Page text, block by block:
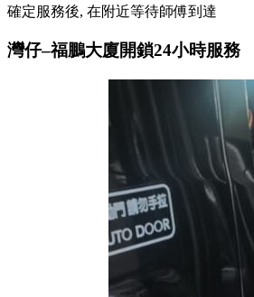
確定服務後, 在附近等待師傅到達
灣仔–福鵬大廈開鎖24小時服務